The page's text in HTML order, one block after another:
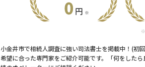
小金井市で相続人調査に強い司法書士を掲載中！(初
希望に合った専門家をご紹介可能です。「何をした